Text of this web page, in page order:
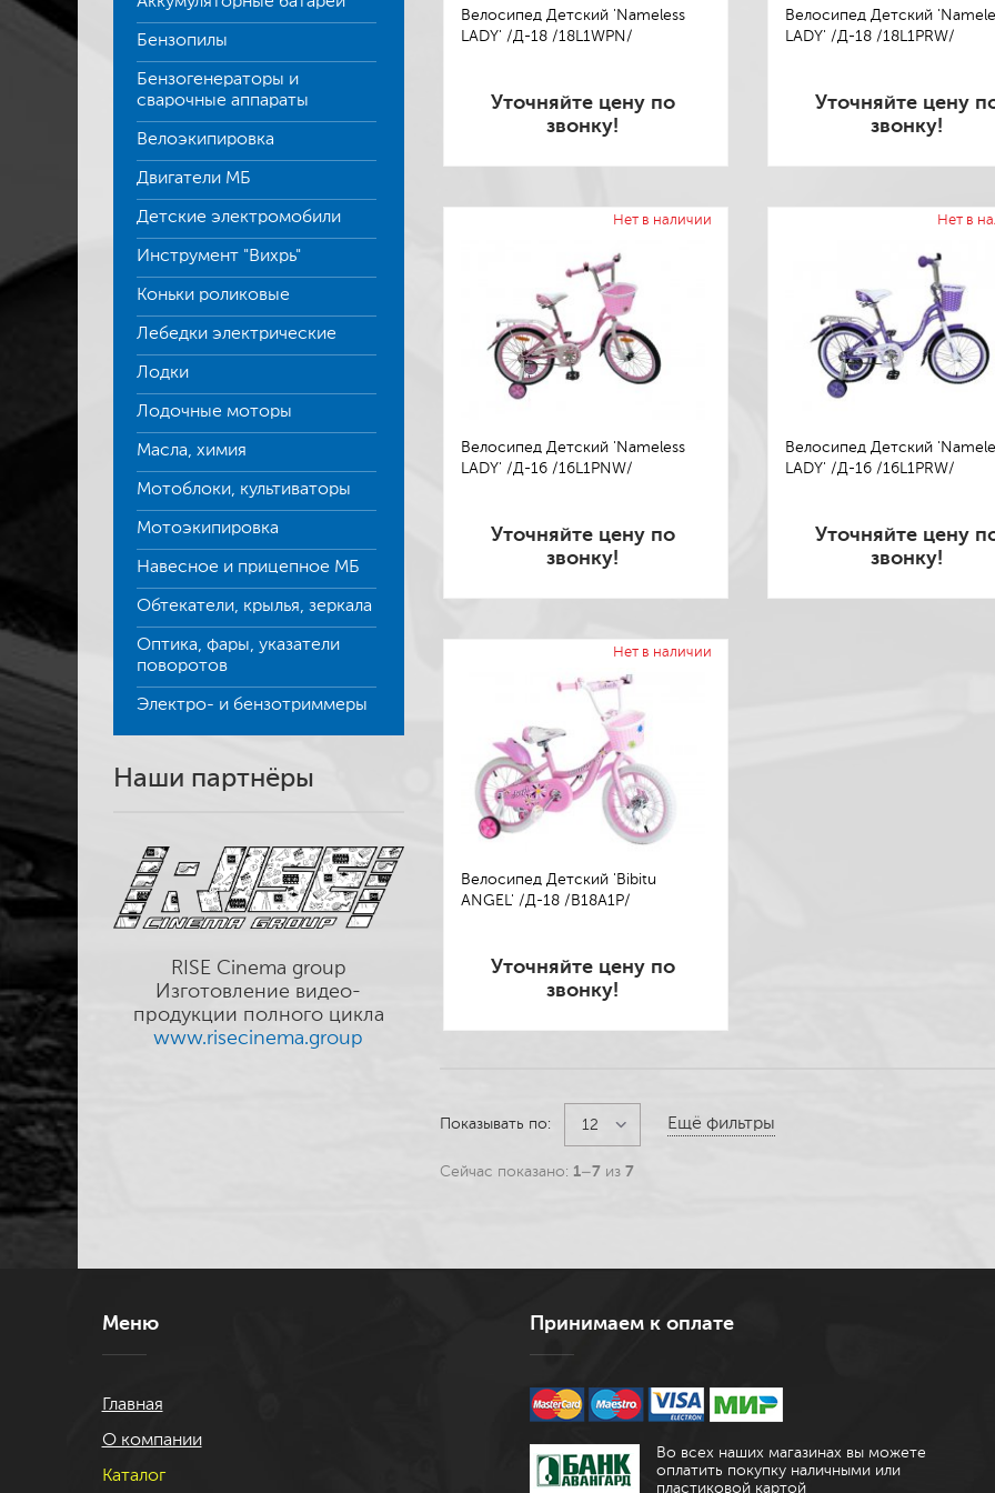
Бензопилы
Бензогенераторы и
сварочные аппараты
Велоэкипировка
Двигатели МБ
Детские электромобили
Инструмент "Вихрь"
Коньки роликовые
Лебедки электрические
Лодки
Лодочные моторы
Масла, химия
Мотоблоки, культиваторы
Мотоэкипировка
Навесное и прицепное МБ
Обтекатели, крылья, зеркала
Оптика, фары, указатели
поворотов
Электро- и бензотриммеры
Наши партнёры
RISE Cinema group
Изготовление видео-
продукции полного цикла
www.risecinema.group
Велосипед Детский 'Nameless
LADY' /Д-18 /18L1WPN/
Уточняйте цену по
звонку!
Велосипед Детский
LADY' /Д-18 /18L1PRW/
Уточняйте цену
звонку!
Велосипед Детский 'Nameless
LADY' /Д-16 /16L1PNW/
Уточняйте цену по
звонку!
Нет в наличии
Велосипед Детский
LADY' /Д-16 /16L1PRW/
Уточняйте цену
звонку!
Нет в
Велосипед Детский 'Bibitu
ANGEL' /Д-18 /B18A1P/
Уточняйте цену по
звонку!
Нет в наличии
Показывать по: 12 Ещё фильтры
Сейчас показано: 1–7 из 7
Меню
Главная
О компании
Каталог
Принимаем к оплате
Во всех наших магазинах вы можете
оплатить покупку наличными или
пластиковой картой